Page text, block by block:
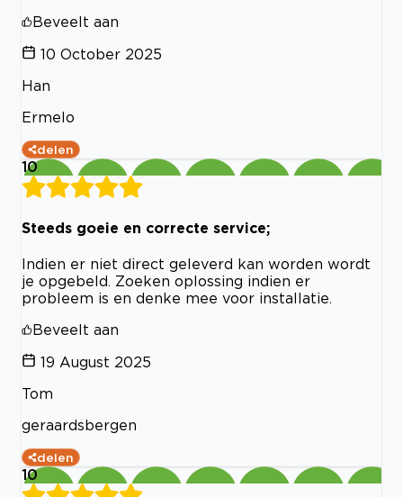
Beveelt aan
10 October 2025
Han
Ermelo
delen
10
Steeds goeie en correcte service;
Indien er niet direct geleverd kan worden wordt
je opgebeld. Zoeken oplossing indien er
probleem is en denke mee voor installatie.
Beveelt aan
19 August 2025
Tom
geraardsbergen
delen
10